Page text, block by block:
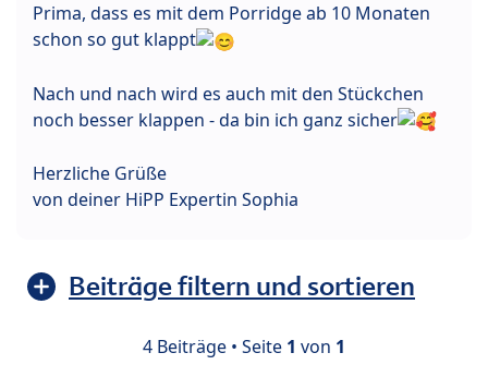
Prima, dass es mit dem Porridge ab 10 Monaten
schon so gut klappt
Nach und nach wird es auch mit den Stückchen
noch besser klappen - da bin ich ganz sicher
Herzliche Grüße
von deiner HiPP Expertin Sophia
Beiträge filtern und sortieren
4 Beiträge • Seite 1 von 1